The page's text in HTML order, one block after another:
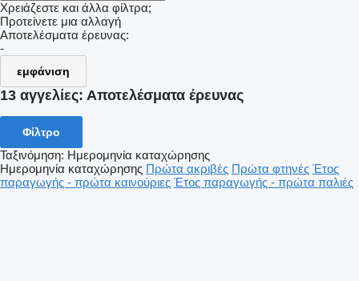
Χρειάζεστε και άλλα φίλτρα;
Προτείνετε μια αλλαγή
Αποτελέσματα έρευνας:
-
εμφάνιση
13 αγγελίες: Αποτελέσματα έρευνας
Φίλτρο
Ταξινόμηση: Ημερομηνία καταχώρησης
Ημερομηνία καταχώρησης Πρώτα ακριβές Πρώτα φτηνές Έτος
παραγωγής - πρώτα καινούριες Έτος παραγωγής - πρώτα παλιές